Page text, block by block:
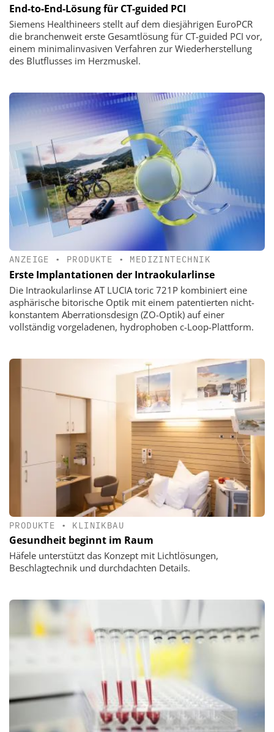
End-to-End-Lösung für CT-guided PCI
Siemens Healthineers stellt auf dem diesjährigen EuroPCR
die branchenweit erste Gesamtlösung für CT-guided PCI vor,
einem minimalinvasiven Verfahren zur Wiederherstellung
des Blutflusses im Herzmuskel.
ANZEIGE • PRODUKTE • MEDIZINTECHNIK
Erste Implantationen der Intraokularlinse
Die Intraokularlinse AT LUCIA toric 721P kombiniert eine
asphärische bitorische Optik mit einem patentierten nicht-
konstantem Aberrationsdesign (ZO-Optik) auf einer
vollständig vorgeladenen, hydrophoben c-Loop-Plattform.
PRODUKTE • KLINIKBAU
Gesundheit beginnt im Raum
Häfele unterstützt das Konzept mit Lichtlösungen,
Beschlagtechnik und durchdachten Details.